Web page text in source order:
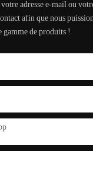
adresse e-mail ou
afin que nous
de produits !